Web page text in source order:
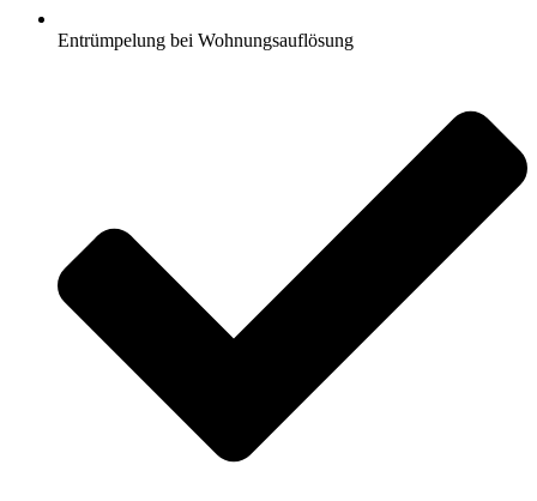
Entrümpelung bei Wohnungsauflösung